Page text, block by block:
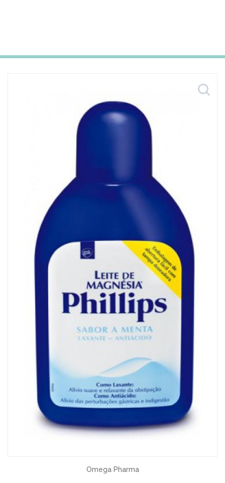
Omega Pharma